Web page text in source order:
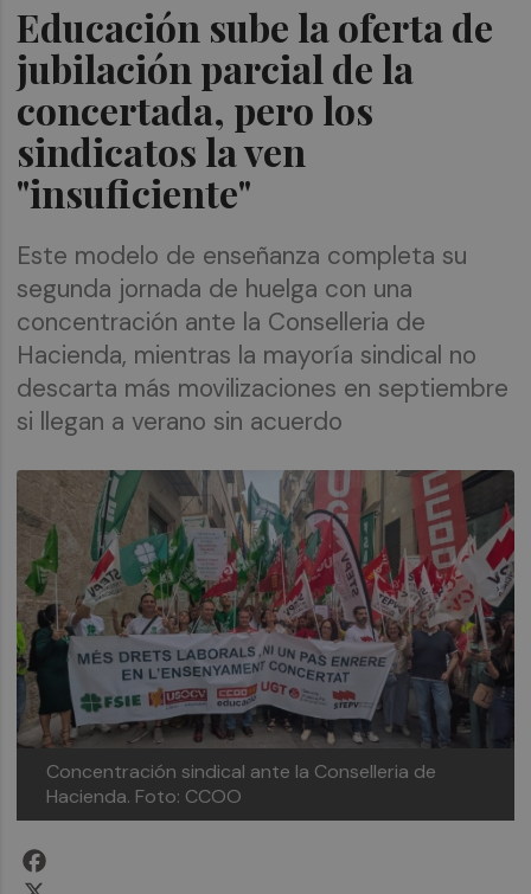
Educación sube la oferta de
jubilación parcial de la
concertada, pero los
sindicatos la ven
"insuficiente"
Este modelo de enseñanza completa su
segunda jornada de huelga con una
concentración ante la Conselleria de
Hacienda, mientras la mayoría sindical no
descarta más movilizaciones en septiembre
si llegan a verano sin acuerdo
Concentración sindical ante la Conselleria de
Hacienda. Foto: CCOO